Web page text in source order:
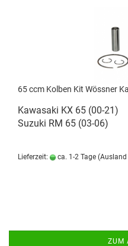
65 ccm Kolben Kit Wössner
Kawasaki KX 65 (00-21)
Suzuki RM 65 (03-06)
Lieferzeit: ca. 1-2 Tage
ZUM